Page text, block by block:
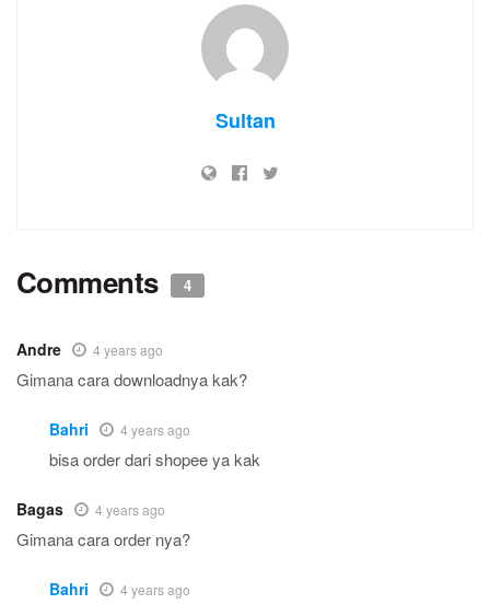
Sultan
Comments 4
Andre 4 years ago
Gimana cara downloadnya kak?
Bahri 4 years ago
bisa order dari shopee ya kak
Bagas 4 years ago
Gimana cara order nya?
Bahri 4 years ago